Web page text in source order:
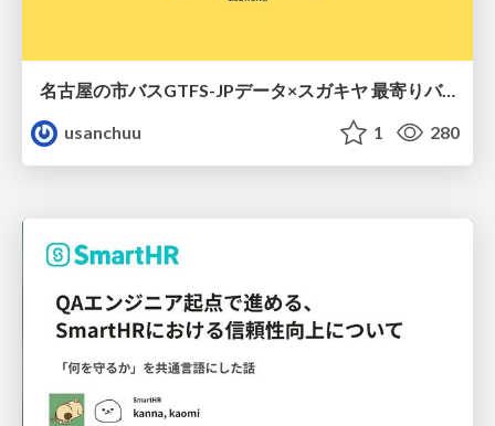
名古屋の市バスGTFS-JPデータ×スガキヤ 最寄りバス停検索をAmazon ElastiCache Serverless for Valkeyで最適化する
usanchuu
1 280